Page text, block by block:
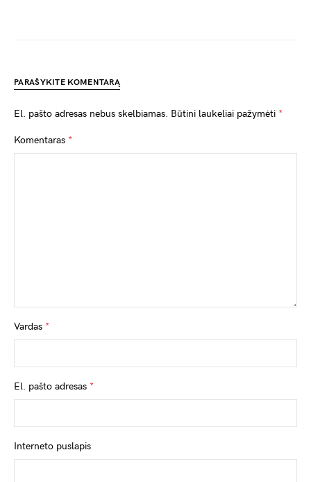
PARAŠYKITE KOMENTARĄ
El. pašto adresas nebus skelbiamas. Būtini laukeliai pažymėti *
Komentaras *
Vardas *
El. pašto adresas *
Interneto puslapis